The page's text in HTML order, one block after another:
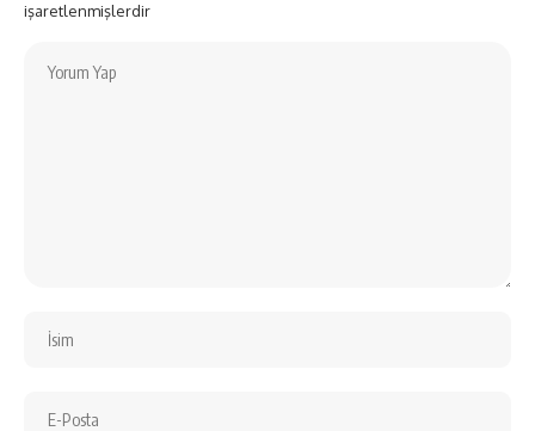
işaretlenmişlerdir